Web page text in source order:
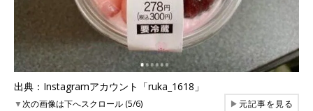
出典：Instagramアカウント「ruka_1618」
▼次の画像は下へスクロール (5/6) ▶元記事を見る